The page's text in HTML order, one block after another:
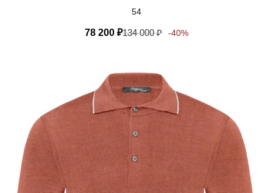
54
78 200 ₽134 000₽ -40%